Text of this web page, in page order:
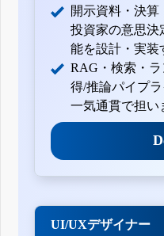
開示資料・決算
投資家の意思決
能を設計・実装
RAG・検索・
得/推論パイプ
一気通貫で担い
UI/UXデザイナー